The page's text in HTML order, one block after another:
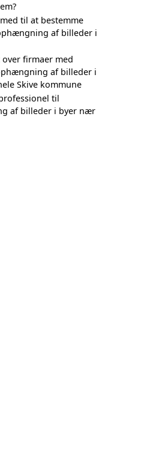
til at bestemme
af billeder i
over firmaer med
af billeder i
Skive kommune
til
af billeder i byer nær